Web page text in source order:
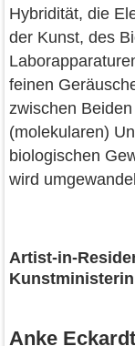
Hybridität, die
der Kunst, des
feinen
zwischen
(molekularen)
biologischen
wird
Artist-in-
Kunstministerin
Anke Eckardt